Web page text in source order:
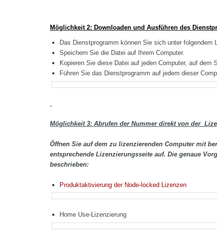
Möglichkeit 2: Downloaden und Ausführen des
Das Dienstprogramm können Sie sich unter folgendem
Speichern Sie die Datei auf Ihrem Computer.
Kopieren Sie diese Datei auf jeden Computer, auf
Führen Sie das Dienstprogramm auf jedem dieser
Möglichkeit 3: Abrufen der Nummer direkt von der
Öffnen Sie auf dem zu lizenzierenden Computer mit
entsprechende Lizenzierungsseite auf. Die genaue
beschrieben:
Produktaktivierung der Node-locked Lizenzen
Home Use-Lizenzierung